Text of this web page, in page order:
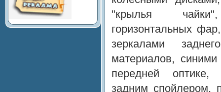
"крылья
горизонтальных
зеркалами
материалов,
передней оптике,
задним спойлером,